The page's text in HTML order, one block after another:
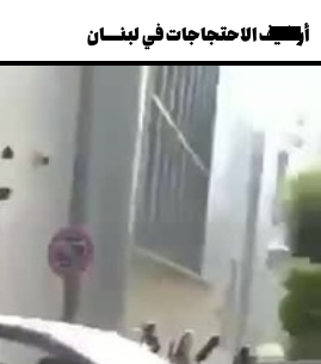
أرشيف الاحتجاجات في لبنــــان